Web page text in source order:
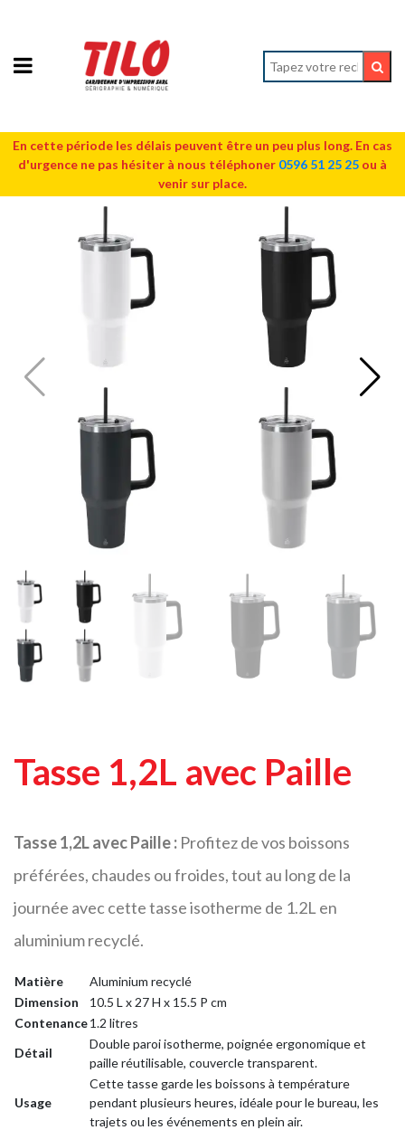
En cette période les délais peuvent être un peu plus long. En cas
d'urgence ne pas hésiter à nous téléphoner 0596 51 25 25 ou à
venir sur place.
Tasse 1,2L avec Paille
Tasse 1,2L avec Paille : Profitez de vos boissons
préférées, chaudes ou froides, tout au long de la
journée avec cette tasse isotherme de 1.2L en
aluminium recyclé.
Matière
Aluminium recyclé
Dimension
10.5 L x 27 H x 15.5 P cm
Contenance1.2 litres
Détail
Double paroi isotherme, poignée ergonomique et
paille réutilisable, couvercle transparent.
Usage
Cette tasse garde les boissons à température
pendant plusieurs heures, idéale pour le bureau, les
trajets ou les événements en plein air.